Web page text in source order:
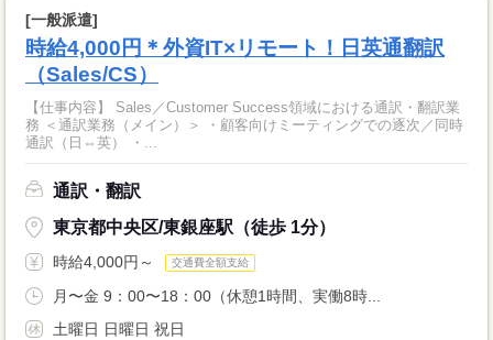
[一般派遣]
時給4,000円＊外資IT×リモート！日英通翻訳
（Sales/CS）
【仕事内容】 Sales／Customer Success領域における通訳・翻訳業
務 ＜通訳業務（メイン）＞ ・顧客向けミーティングでの逐次／同時
通訳（日⇔英） ・...
通訳・翻訳
東京都中央区/東銀座駅（徒歩 1分）
時給4,000円～ 交通費全額支給
月〜金 9：00〜18：00（休憩1時間、実働8時...
土曜日 日曜日 祝日